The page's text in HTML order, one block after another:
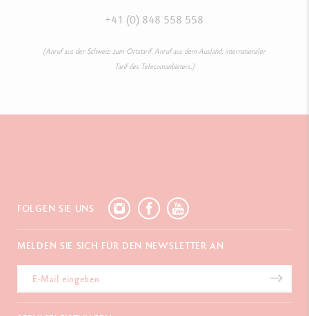
+41 (0) 848 558 558
(Anruf aus der Schweiz: zum Ortstarif. Anruf aus dem Ausland: internationaler
Tarif des Telecomanbieters.)
FOLGEN SIE UNS
MELDEN SIE SICH FÜR DEN NEWSLETTER AN